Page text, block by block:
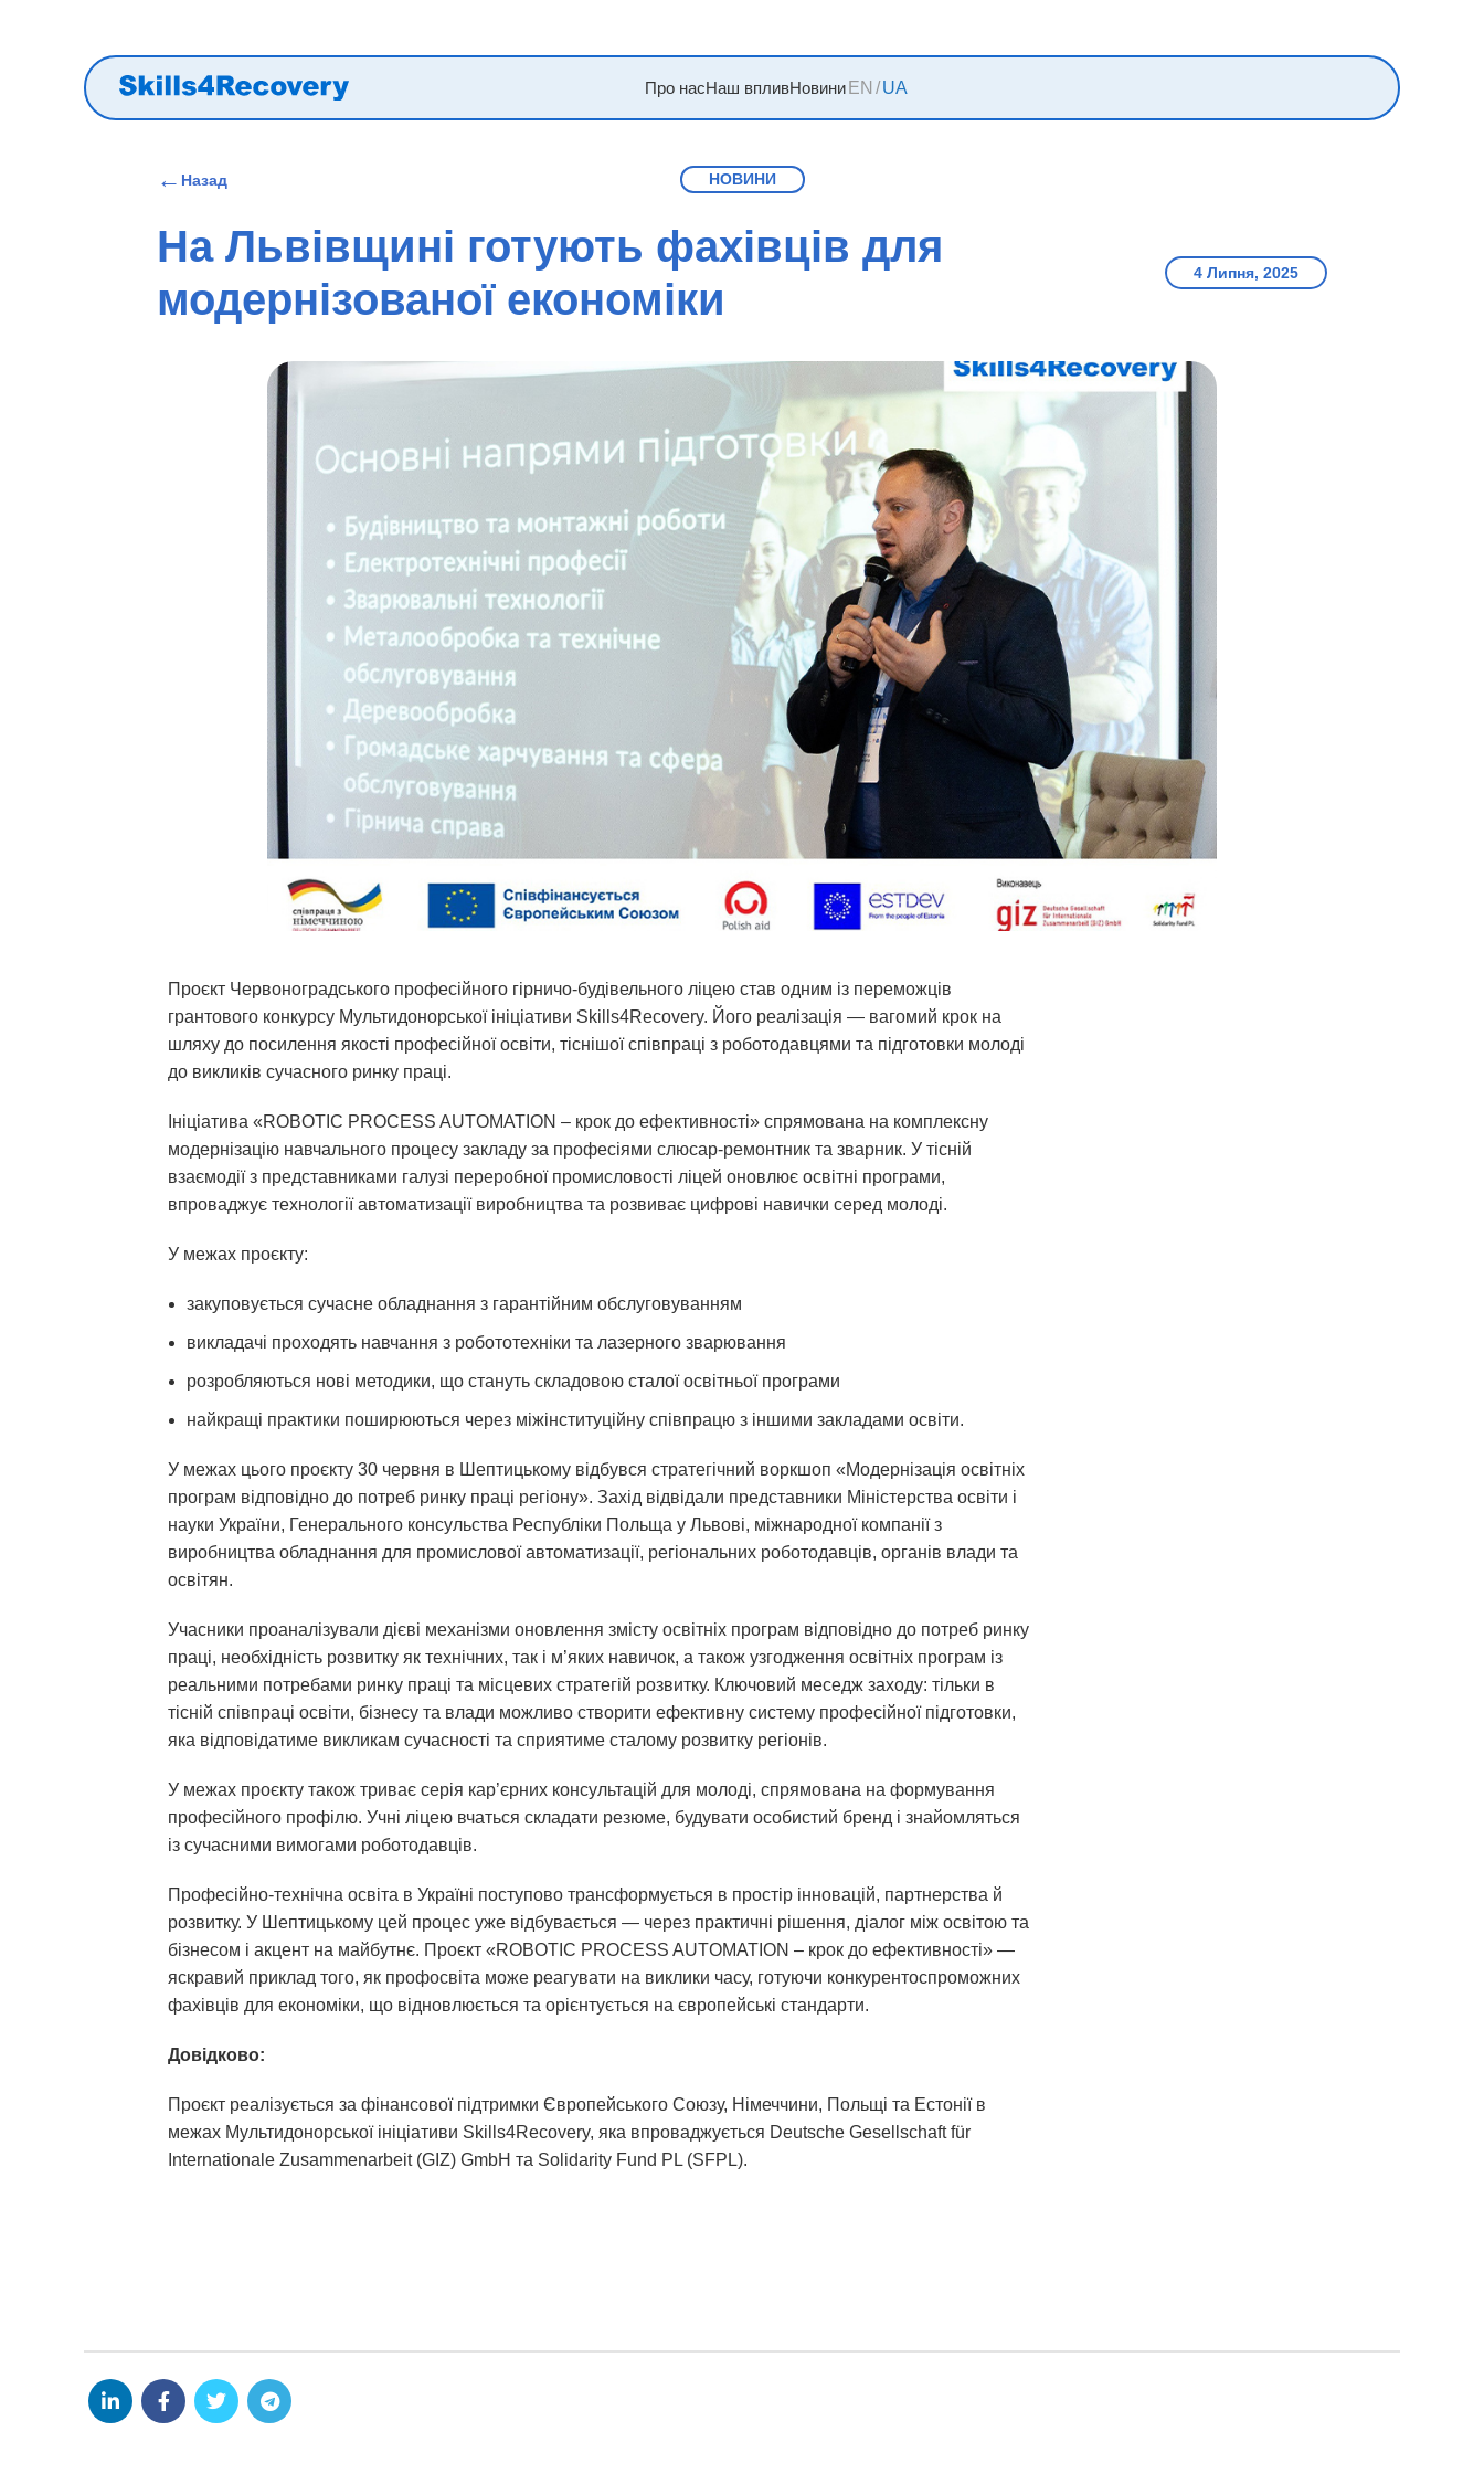
Про насНаш впливНовини EN /UA
НОВИНИ
← Назад
На Львівщині готують фахівців для
модернізованої економіки
4 Липня, 2025
Проєкт Червоноградського професійного гірничо-будівельного ліцею став одним із переможців
грантового конкурсу Мультидонорської ініціативи Skills4Recovery. Його реалізація — вагомий крок на
шляху до посилення якості професійної освіти, тіснішої співпраці з роботодавцями та підготовки молоді
до викликів сучасного ринку праці.
Ініціатива «ROBOTIC PROCESS AUTOMATION – крок до ефективності» спрямована на комплексну
модернізацію навчального процесу закладу за професіями слюсар-ремонтник та зварник. У тісній
взаємодії з представниками галузі переробної промисловості ліцей оновлює освітні програми,
впроваджує технології автоматизації виробництва та розвиває цифрові навички серед молоді.
У межах проєкту:
закуповується сучасне обладнання з гарантійним обслуговуванням
викладачі проходять навчання з робототехніки та лазерного зварювання
розробляються нові методики, що стануть складовою сталої освітньої програми
найкращі практики поширюються через міжінституційну співпрацю з іншими закладами освіти.
У межах цього проєкту 30 червня в Шептицькому відбувся стратегічний воркшоп «Модернізація освітніх
програм відповідно до потреб ринку праці регіону». Захід відвідали представники Міністерства освіти і
науки України, Генерального консульства Республіки Польща у Львові, міжнародної компанії з
виробництва обладнання для промислової автоматизації, регіональних роботодавців, органів влади та
освітян.
Учасники проаналізували дієві механізми оновлення змісту освітніх програм відповідно до потреб ринку
праці, необхідність розвитку як технічних, так і м’яких навичок, а також узгодження освітніх програм із
реальними потребами ринку праці та місцевих стратегій розвитку. Ключовий меседж заходу: тільки в
тісній співпраці освіти, бізнесу та влади можливо створити ефективну систему професійної підготовки,
яка відповідатиме викликам сучасності та сприятиме сталому розвитку регіонів.
У межах проєкту також триває серія кар’єрних консультацій для молоді, спрямована на формування
професійного профілю. Учні ліцею вчаться складати резюме, будувати особистий бренд і знайомляться
із сучасними вимогами роботодавців.
Професійно-технічна освіта в Україні поступово трансформується в простір інновацій, партнерства й
розвитку. У Шептицькому цей процес уже відбувається — через практичні рішення, діалог між освітою та
бізнесом і акцент на майбутнє. Проєкт «ROBOTIC PROCESS AUTOMATION – крок до ефективності» —
яскравий приклад того, як профосвіта може реагувати на виклики часу, готуючи конкурентоспроможних
фахівців для економіки, що відновлюється та орієнтується на європейські стандарти.
Довідково:
Проєкт реалізується за фінансової підтримки Європейського Союзу, Німеччини, Польщі та Естонії в
межах Мультидонорської ініціативи Skills4Recovery, яка впроваджується Deutsche Gesellschaft für
Internationale Zusammenarbeit (GIZ) GmbH та Solidarity Fund PL (SFPL).